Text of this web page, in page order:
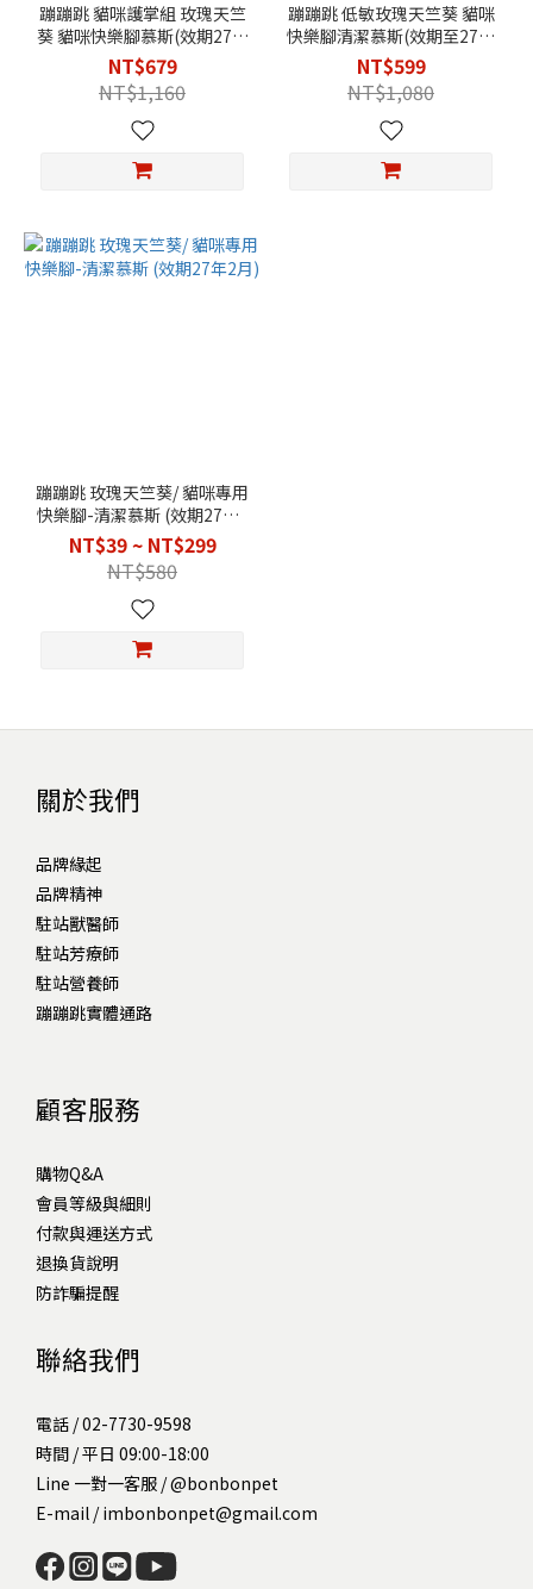
蹦蹦跳 貓咪護掌組 玫瑰天竺
葵 貓咪快樂腳慕斯(效期27年
2月)+好棒棒護掌按摩棒
NT$679
NT$1,160
蹦蹦跳 低敏玫瑰天竺葵 貓咪
快樂腳清潔慕斯(效期至27年
2月)+擦澡手套2包組
NT$599
NT$1,080
蹦蹦跳 玫瑰天竺葵/ 貓咪專用
快樂腳-清潔慕斯 (效期27年2
月)
NT$39 ~ NT$299
NT$580
關於我們
品牌緣起
品牌精神
駐站獸醫師
駐站芳療師
駐站營養師
蹦蹦跳實體通路
顧客服務
購物Q&A
會員等級與細則
付款與運送方式
退換貨說明
防詐騙提醒
聯絡我們
電話 / 02-7730-9598
時間 / 平日 09:00-18:00
Line 一對一客服 /@bonbonpet
E-mail / imbonbonpet@gmail.com